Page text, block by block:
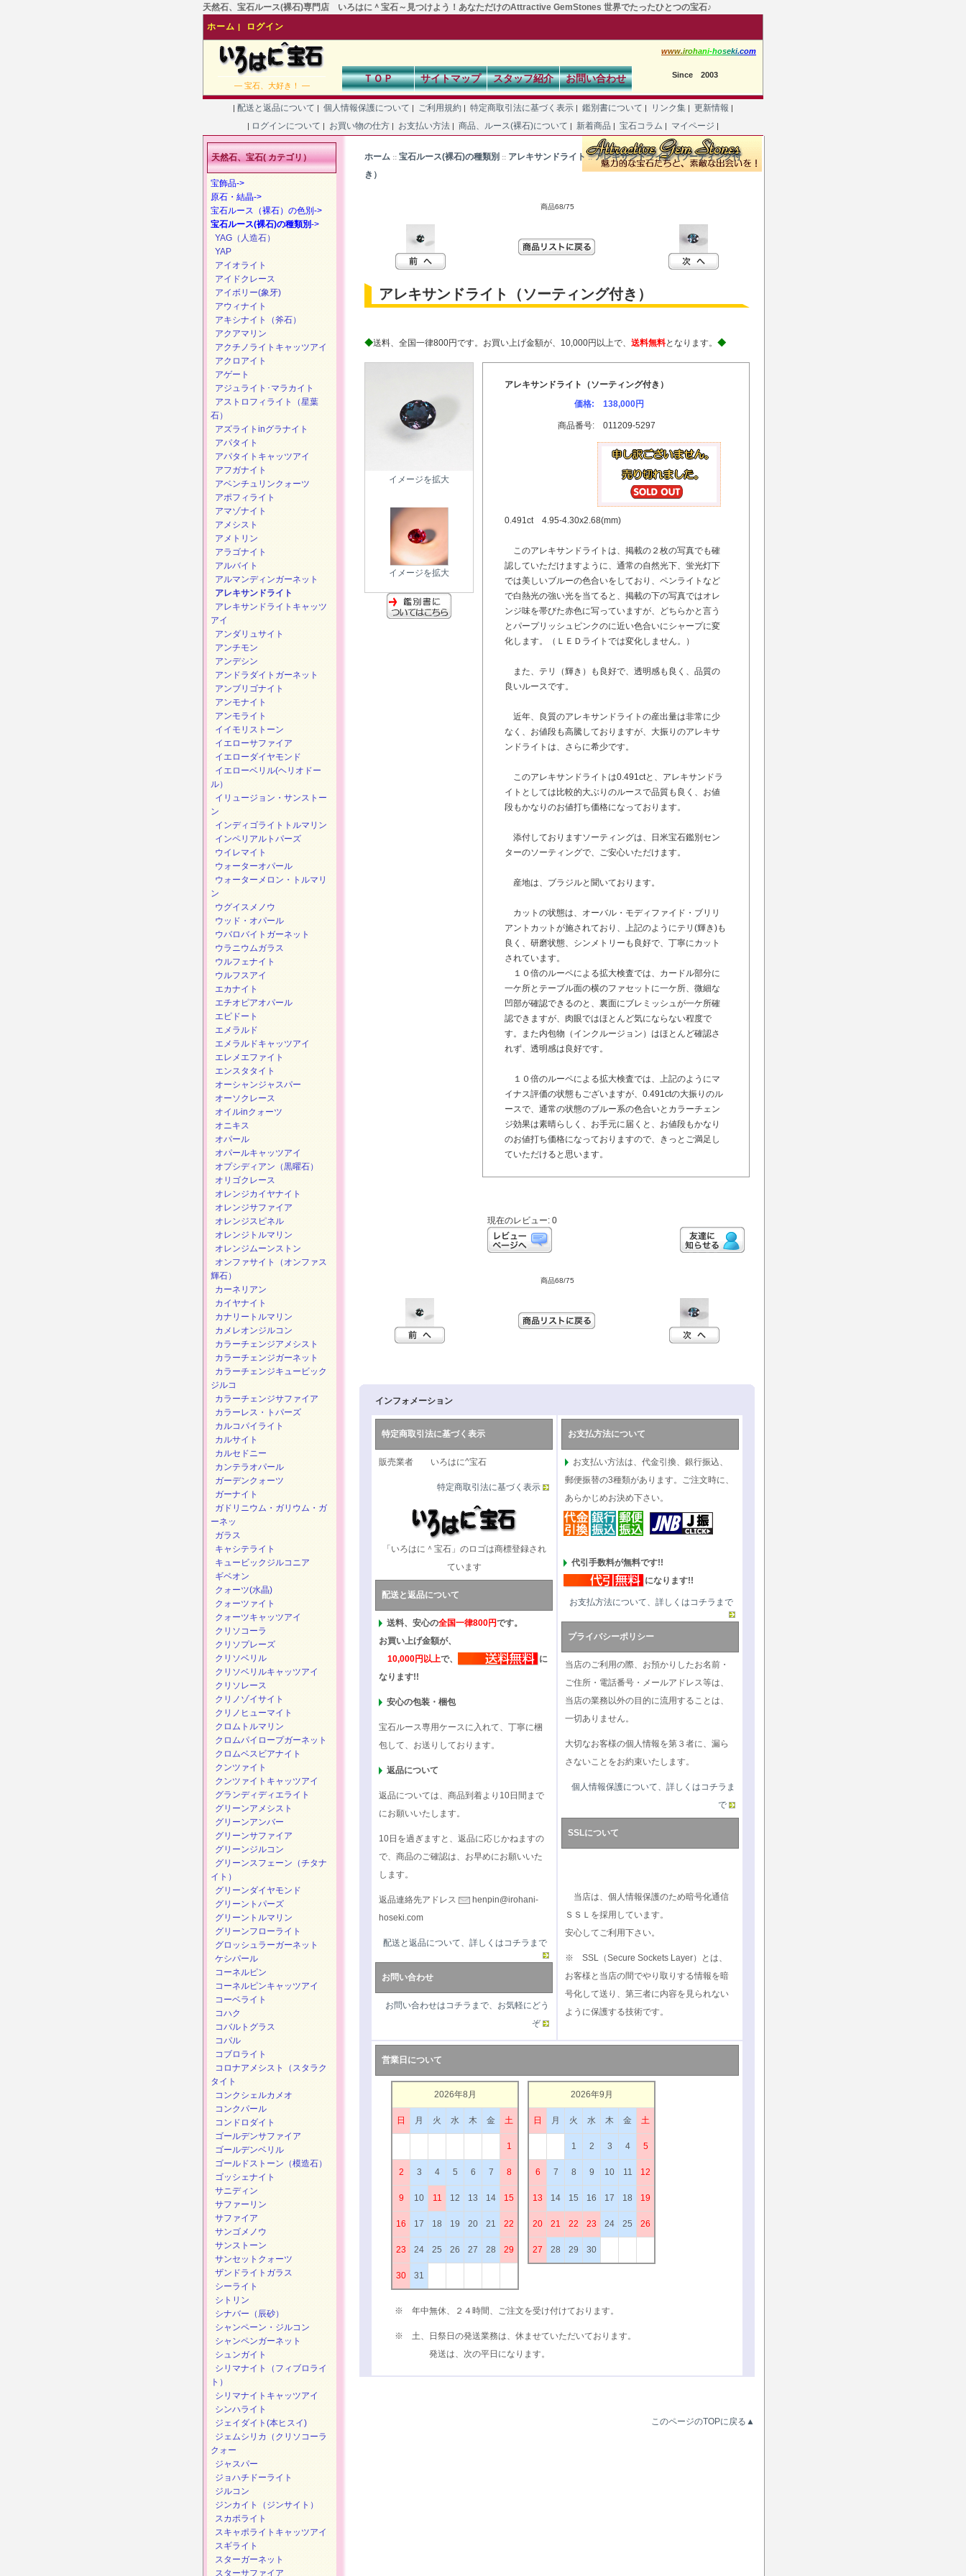
天然石、宝石ルース(裸石)専門店 いろはに＾宝石～見つけよう！あなただけのAttractive GemStones 世界でたったひとつの宝石♪
ホーム | ログイン
― 宝石、大好き！ ―
www.irohani-hoseki.com
ＴＯＰ サイトマップ スタッフ紹介 お問い合わせ Since 2003
| 配送と返品について | 個人情報保護について | ご利用規約 | 特定商取引法に基づく表示 | 鑑別書について | リンク集 | 更新情報 |
| ログインについて | お買い物の仕方 | お支払い方法 | 商品、ルース(裸石)について | 新着商品 | 宝石コラム | マイページ |
ホーム :: 宝石ルース(裸石)の種類別 :: アレキサンドライト ::アレキサンドライト（ソーティング付
き）
商品68/75
アレキサンドライト（ソーティング付き）
◆送料、全国一律800円です。お買い上げ金額が、10,000円以上で、 送料無料となります。 ◆
イメージを拡大
イメージを拡大
アレキサンドライト（ソーティング付き）
価格:
138,000円
商品番号: 011209-5297
0.491ct 4.95-4.30x2.68(mm)
このアレキサンドライトは、掲載の２枚の写真でも確
認していただけますように、通常の自然光下、蛍光灯下
では美しいブルーの色合いをしており、ペンライトなど
で白熱光の強い光を当てると、掲載の下の写真ではオレ
ンジ味を帯びた赤色に写っていますが、どちらかと言う
とパープリッシュピンクのに近い色合いにシャープに変
化します。（ＬＥＤライトでは変化しません。）
また、テリ（輝き）も良好で、透明感も良く、品質の
良いルースです。
近年、良質のアレキサンドライトの産出量は非常に少
なく、お値段も高騰しておりますが、大振りのアレキサ
ンドライトは、さらに希少です。
このアレキサンドライトは0.491ctと、アレキサンドラ
イトとしては比較的大ぶりのルースで品質も良く、お値
段もかなりのお値打ち価格になっております。
添付しておりますソーティングは、日米宝石鑑別セン
ターのソーティングで、ご安心いただけます。
産地は、ブラジルと聞いております。
カットの状態は、オーバル・モディファイド・ブリリ
アントカットが施されており、上記のようにテリ(輝き)も
良く、研磨状態、シンメトリーも良好で、丁寧にカット
されています。
１０倍のルーペによる拡大検査では、カードル部分に
一ケ所とテーブル面の横のファセットに一ケ所、微細な
凹部が確認できるのと、裏面にブレミッシュが一ケ所確
認できますが、肉眼ではほとんど気にならない程度で
す。また内包物（インクルージョン）はほとんど確認さ
れず、透明感は良好です。
１０倍のルーペによる拡大検査では、上記のようにマ
イナス評価の状態もございますが、0.491ctの大振りのル
ースで、通常の状態のブルー系の色合いとカラーチェン
ジ効果は素晴らしく、お手元に届くと、お値段もかなり
のお値打ち価格になっておりますので、きっとご満足し
ていただけると思います。
現在のレビュー: 0
商品68/75
インフォメーション
特定商取引法に基づく表示
販売業者 いろはに^宝石
特定商取引法に基づく表示
「いろはに＾宝石」のロゴは商標登録され
ています
配送と返品について
送料、安心の全国一律800円です。
お買い上げ金額が、
10,000円以上で、
に
なります!!
安心の包装・梱包
宝石ルース専用ケースに入れて、丁寧に梱
包して、お送りしております。
返品について
返品については、商品到着より10日間まで
にお願いいたします。
10日を過ぎますと、返品に応じかねますの
で、商品のご確認は、お早めにお願いいた
します。
返品連絡先アドレス
henpin@irohani-
hoseki.com
配送と返品について、詳しくはコチラまで
お問い合わせ
お問い合わせはコチラまで、お気軽にどう
ぞ
お支払方法について
お支払い方法は、代金引換、銀行振込、
郵便振替の3種類があります。ご注文時に、
あらかじめお決め下さい。
代引手数料が無料です!!
になります!!
お支払方法について、詳しくはコチラまで
プライバシーポリシー
当店のご利用の際、お預かりしたお名前・
ご住所・電話番号・メールアドレス等は、
当店の業務以外の目的に流用することは、
一切ありません。
大切なお客様の個人情報を第３者に、漏ら
さないことをお約束いたします。
個人情報保護について、詳しくはコチラま
で
SSLについて
当店は、個人情報保護のため暗号化通信
ＳＳＬを採用しています。
安心してご利用下さい。
※ SSL（Secure Sockets Layer）とは、
お客様と当店の間でやり取りする情報を暗
号化して送り、第三者に内容を見られない
ように保護する技術です。
営業日について
2026年8月
日 月 火 水 木 金 土
1
2 3 4 5 6 7 8
9 10 11 12 13 14 15
16 17 18 19 20 21 22
23 24 25 26 27 28 29
30 31
2026年9月
日 月 火 水 木 金 土
1 2 3 4 5
6 7 8 9 10 11 12
13 14 15 16 17 18 19
20 21 22 23 24 25 26
27 28 29 30
※ 年中無休、２４時間、ご注文を受け付けております。
※ 土、日祭日の発送業務は、休ませていただいております。
発送は、次の平日になります。
このページのTOPに戻る▲
天然石、宝石( カテゴリ）
宝飾品->
原石・結晶->
宝石ルース（裸石）の色別->
宝石ルース(裸石)の種類別->
YAG（人造石）
YAP
アイオライト
アイドクレース
アイボリー(象牙)
アウィナイト
アキシナイト（斧石）
アクアマリン
アクチノライトキャッツアイ
アクロアイト
アゲート
アジュライト･マラカイト
アストロフィライト（星葉
石）
アズライトinグラナイト
アパタイト
アパタイトキャッツアイ
アフガナイト
アベンチュリンクォーツ
アポフィライト
アマゾナイト
アメシスト
アメトリン
アラゴナイト
アルバイト
アルマンディンガーネット
アレキサンドライト
アレキサンドライトキャッツ
アイ
アンダリュサイト
アンチモン
アンデシン
アンドラダイトガーネット
アンブリゴナイト
アンモナイト
アンモライト
イイモリストーン
イエローサファイア
イエローダイヤモンド
イエローベリル(ヘリオドー
ル）
イリュージョン・サンストー
ン
インディゴライトトルマリン
インペリアルトパーズ
ウイレマイト
ウォーターオパール
ウォーターメロン・トルマリ
ン
ウグイスメノウ
ウッド・オパール
ウバロバイトガーネット
ウラニウムガラス
ウルフェナイト
ウルフスアイ
エカナイト
エチオピアオパール
エピドート
エメラルド
エメラルドキャッツアイ
エレメエファイト
エンスタタイト
オーシャンジャスパー
オーソクレース
オイルinクォーツ
オニキス
オパール
オパールキャッツアイ
オプシディアン（黒曜石）
オリゴクレース
オレンジカイヤナイト
オレンジサファイア
オレンジスピネル
オレンジトルマリン
オレンジムーンストン
オンファサイト（オンファス
輝石）
カーネリアン
カイヤナイト
カナリートルマリン
カメレオンジルコン
カラーチェンジアメシスト
カラーチェンジガーネット
カラーチェンジキュービック
ジルコ
カラーチェンジサファイア
カラーレス・トパーズ
カルコパイライト
カルサイト
カルセドニー
カンテラオパール
ガーデンクォーツ
ガーナイト
ガドリニウム・ガリウム・ガ
ーネッ
ガラス
キャシテライト
キュービックジルコニア
ギベオン
クォーツ(水晶)
クォーツァイト
クォーツキャッツアイ
クリソコーラ
クリソプレーズ
クリソベリル
クリソベリルキャッツアイ
クリソレース
クリノゾイサイト
クリノヒューマイト
クロムトルマリン
クロムパイロープガーネット
クロムベスビアナイト
クンツァイト
クンツァイトキャッツアイ
グランディディエライト
グリーンアメシスト
グリーンアンバー
グリーンサファイア
グリーンジルコン
グリーンスフェーン（チタナ
イト）
グリーンダイヤモンド
グリーントパーズ
グリーントルマリン
グリーンフローライト
グロッシュラーガーネット
ケシパール
コーネルピン
コーネルピンキャッツアイ
コーベライト
コハク
コバルトグラス
コパル
コブロライト
コロナアメシスト（スタラク
タイト
コンクシェルカメオ
コンクパール
コンドロダイト
ゴールデンサファイア
ゴールデンベリル
ゴールドストーン（模造石）
ゴッシェナイト
サニディン
サファーリン
サファイア
サンゴメノウ
サンストーン
サンセットクォーツ
ザンドライトガラス
シーライト
シトリン
シナバー（辰砂）
シャンペーン・ジルコン
シャンペンガーネット
シュンガイト
シリマナイト（フィブロライ
ト）
シリマナイトキャッツアイ
シンハライト
ジェイダイト(本ヒスイ)
ジェムシリカ（クリソコーラ
クォー
ジャスパー
ジョハチドーライト
ジルコン
ジンカイト（ジンサイト）
スカポライト
スキャポライトキャッツアイ
スギライト
スターガーネット
スターサファイア